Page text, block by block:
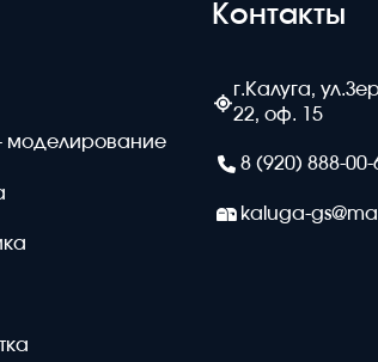
моделирование
Контакты
г.Калуга,
22, оф. 15
8 (920) 888-00-
kaluga-